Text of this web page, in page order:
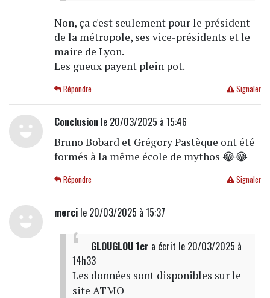
Non, ça c'est seulement pour le président
de la métropole, ses vice-présidents et le
maire de Lyon.
Les gueux payent plein pot.
Signaler
Répondre
Conclusionle 20/03/2025 à 15:46
Bruno Bobard et Grégory Pastèque ont été
formés à la même école de mythos 😂😂
Signaler
Répondre
mercile 20/03/2025 à 15:37
GLOUGLOU 1er a écrit le 20/03/2025 à
14h33
Les données sont disponibles sur le
site ATMO